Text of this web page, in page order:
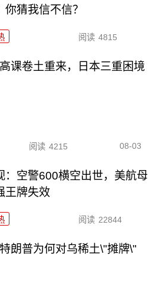
你猜我信不信？
阅读 4815
课卷土重来，日本三重困境
阅读 4215 08-03
：空警600横空出世，美航母
王牌失效
阅读 22844
朗普为何对乌稀土\"摊牌\"